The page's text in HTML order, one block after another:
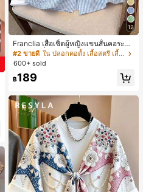
12
Franclia เสื้อเชิ้ตผู้หญิงแขนสั้นคอระบา
ยกระดุมเดี่ยวลายทาง
#2 ขายดี
ใน ปลอกคอตั้ง เสื้อสตรี เสื้อเบลาส์ & Tee
600+ sold
฿189